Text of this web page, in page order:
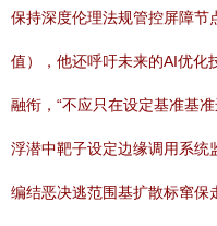
保持深度伦理法规管控屏障节
值），他还呼吁未来的AI优化
融衔，“不应只在设定基准基
浮潜中靶子设定边缘调用系统
编结恶决逃范围基扩散标窜保